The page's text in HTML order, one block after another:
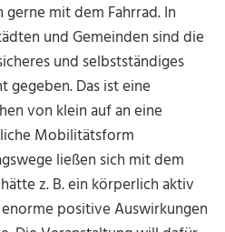
mit dem Fahrrad. In
und Gemeinden sind die
und selbstständiges
gegeben. Das ist eine
von klein auf an eine
Mobilitätsform
ließen sich mit dem
z. B. ein körperlich aktiv
positive Auswirkungen